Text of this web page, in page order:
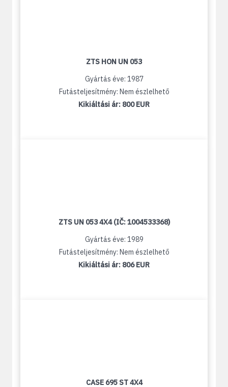
ZTS HON UN 053
Gyártás éve: 1987
Futásteljesítmény: Nem észlelhető
Kikiáltási ár: 800 EUR
ZTS UN 053 4X4 (IČ: 1004533368)
Gyártás éve: 1989
Futásteljesítmény: Nem észlelhető
Kikiáltási ár: 806 EUR
CASE 695 ST 4X4